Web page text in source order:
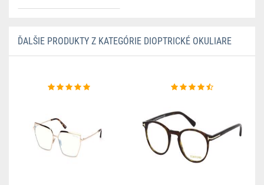
ĎALŠIE PRODUKTY Z KATEGÓRIE DIOPTRICKÉ OKULIARE